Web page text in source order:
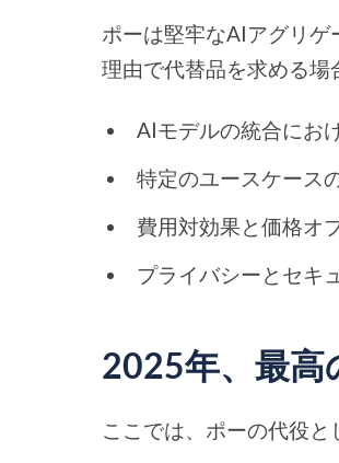
ポーは堅牢なAIアグリ
理由で代替品を求める場
AIモデルの統合にお
特定のユースケース
費用対効果と価格オ
プライバシーとセキ
2025年、最高
ここでは、ポーの代役と